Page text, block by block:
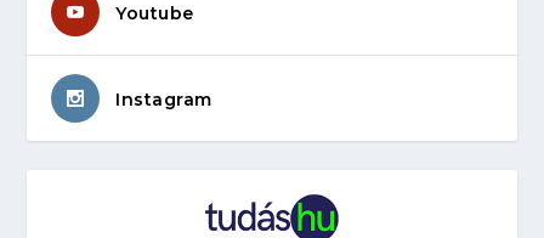
Youtube
Instagram